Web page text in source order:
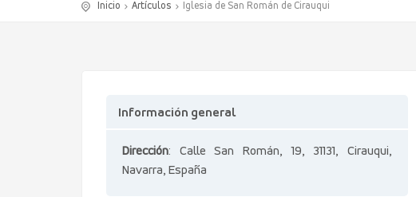
Inicio Artículos Iglesia de San Román de Cirauqui
Información general
Dirección: Calle San Román, 19, 31131, Cirauqui,
Navarra, España